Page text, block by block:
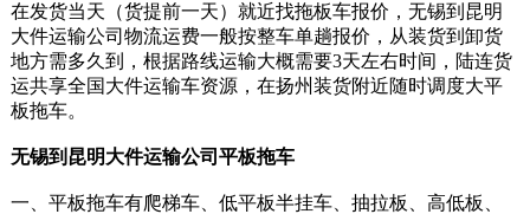
在发货当天（货提前一天）就近找拖板车报价，无锡到昆明
大件运输公司物流运费一般按整车单趟报价，从装货到卸货
地方需多久到，根据路线运输大概需要3天左右时间，陆连货
运共享全国大件运输车资源，在扬州装货附近随时调度大平
板拖车。
无锡到昆明大件运输公司平板拖车
一、平板拖车有爬梯车、低平板半挂车、抽拉板、高低板、